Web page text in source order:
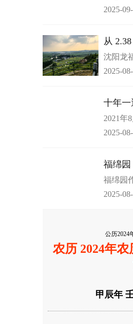
优美、
内即可
2025-
从
墓，
沈阳龙
8 月 31
障。园
社区，
闲、观
怀承载
2025-
十年一
方认
2021年
立的龙
文化底
区民众
2025-
福绵园
的诗
福绵园
项目，
文化为
美学与
2025-
公历2024
农历 2024年
甲辰年